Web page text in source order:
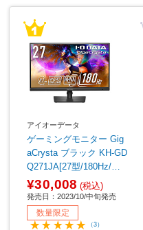
アイオーデータ
ゲーミングモニター Gig
aCrysta ブラック KH-GD
Q271JA[27型/180Hz/WQ
HD/AHVAパネル]
¥30,008 (税込)
発売日：2023/10/中旬発売
数量限定
（3）